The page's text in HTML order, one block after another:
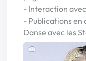
- Interaction
- Publications en
Danse avec les